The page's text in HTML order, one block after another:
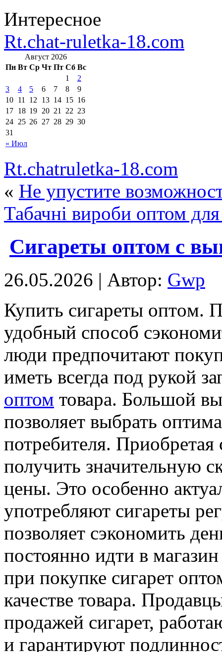
Интересное
Rt.chat-ruletka-18.com
Август 2026
Пн Вт Ср Чт Пт Сб Вс
« Июл
1
2
3
4 5 6 7 8
9
10 11 12 13 14 15 16
17 18 19 20 21 22 23
24 25 26 27 28 29 30
31
Rt.chatruletka-18.com
« Не упустите
Табачні вироби оптом для
Сигареты оптом с
26.05.2026 | Автор: Gwp
Купить сигaрeты oптoм.
удобный способ
люди предпочитают
иметь всегда под рукой
оптом товара. Большой
позволяет выбрать
потребителя.
получить значительную
цены. Это особенно
употребляют сигареты
позволяет сэкономить
постоянно идти в
при покупке сигарет
качестве товара.
продажей сигарет,
и гарантируют